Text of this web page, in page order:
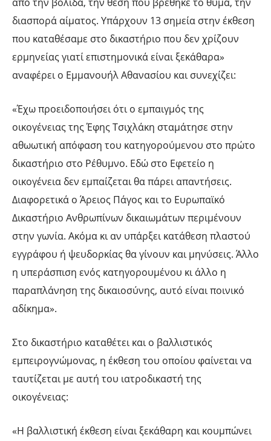
διασπορά αίματος. Υπάρχουν 13 σημεία στην έκθεση
που καταθέσαμε στο δικαστήριο που δεν χρίζουν
ερμηνείας γιατί επιστημονικά είναι ξεκάθαρα»
αναφέρει ο Εμμανουήλ Αθανασίου και συνεχίζει:
«Έχω προειδοποιήσει ότι ο εμπαιγμός της
οικογένειας της Έφης Τσιχλάκη σταμάτησε στην
αθωωτική απόφαση του κατηγορούμενου στο πρώτο
δικαστήριο στο Ρέθυμνο. Εδώ στο Εφετείο η
οικογένεια δεν εμπαίζεται θα πάρει απαντήσεις.
Διαφορετικά ο Άρειος Πάγος και το Ευρωπαϊκό
Δικαστήριο Ανθρωπίνων δικαιωμάτων περιμένουν
στην γωνία. Ακόμα κι αν υπάρξει κατάθεση πλαστού
εγγράφου ή ψευδορκίας θα γίνουν και μηνύσεις. Άλλο
η υπεράσπιση ενός κατηγορουμένου κι άλλο η
παραπλάνηση της δικαιοσύνης, αυτό είναι ποινικό
αδίκημα».
Στο δικαστήριο καταθέτει και ο βαλλιστικός
εμπειρογνώμονας, η έκθεση του οποίου φαίνεται να
ταυτίζεται με αυτή του ιατροδικαστή της
οικογένειας:
«Η βαλλιστική έκθεση είναι ξεκάθαρη και κουμπώνει